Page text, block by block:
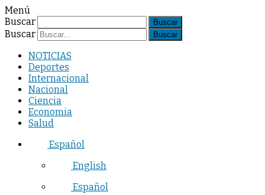
Menú
Buscar
Buscar
NOTICIAS
Deportes
Internacional
Nacional
Ciencia
Economia
Salud
Español
English
Español